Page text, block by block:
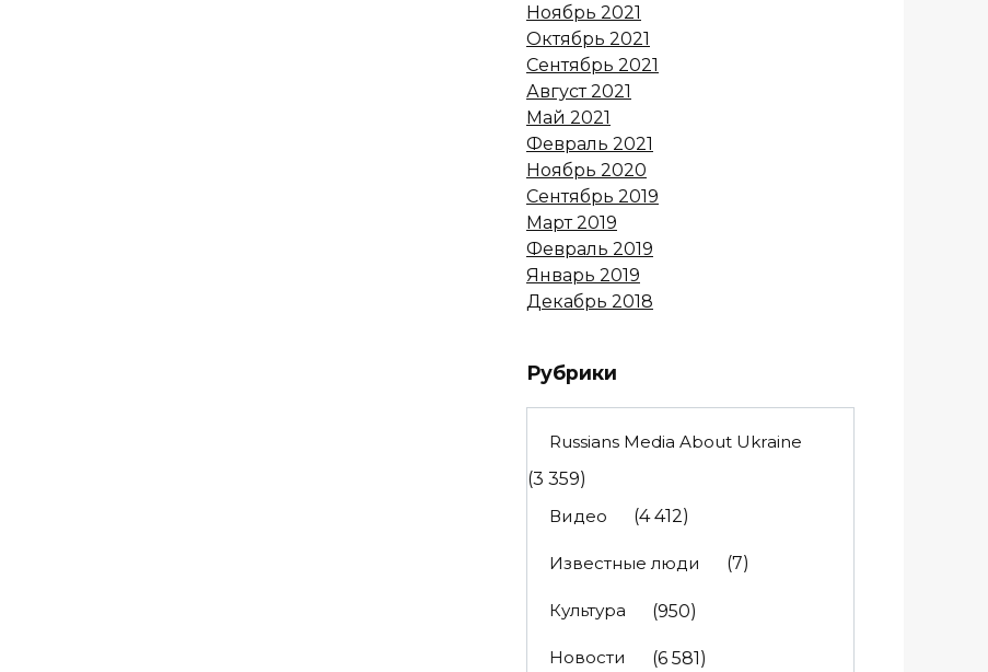
Ноябрь 2021
Октябрь 2021
Сентябрь 2021
Август 2021
Май 2021
Февраль 2021
Ноябрь 2020
Сентябрь 2019
Март 2019
Февраль 2019
Январь 2019
Декабрь 2018
Рубрики
Russians Media About Ukraine
(3 359)
Видео
(4 412)
Известные люди (7)
Культура (950)
Новости (6 581)